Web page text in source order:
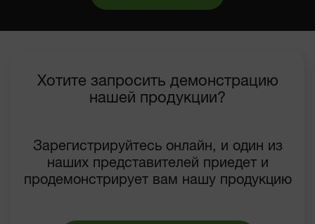
Хотите запросить демонстрацию
нашей продукции?
Зарегистрируйтесь онлайн, и один из
наших представителей приедет и
продемонстрирует вам нашу продукцию